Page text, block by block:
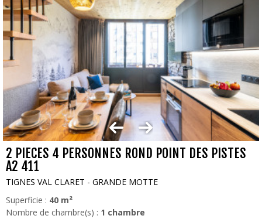
2 PIECES 4 PERSONNES ROND POINT DES PISTES
A2 411
TIGNES VAL CLARET - GRANDE MOTTE
Superficie : 40 m²
Nombre de chambre(s) : 1 chambre